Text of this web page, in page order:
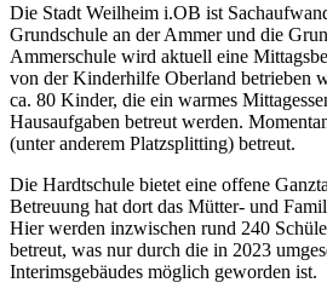
Die Stadt Weilheim i.OB ist
Grundschule an der Ammer und die
Ammerschule wird aktuell eine
von der Kinderhilfe Oberland betrieben
ca. 80 Kinder, die ein warmes
Hausaufgaben betreut werden.
(unter anderem Platzsplitting) betreut.
Die Hardtschule bietet eine offene
Betreuung hat dort das Mütter- und
Hier werden inzwischen rund 240
betreut, was nur durch die in 2023
Interimsgebäudes möglich geworden ist.